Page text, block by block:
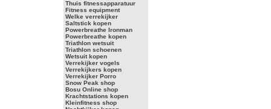
Thuis fitnessapparatuur
Fitness equipment
Welke verrekijker
Saltstick kopen
Powerbreathe Ironman
Powerbreathe kopen
Triathlon wetsuit
Triathlon schoenen
Wetsuit kopen
Verrekijker vogels
Verrekijkers kopen
Verrekijker Porro
Snow Peak shop
Bosu Online shop
Krachtstations kopen
Kleinfitness shop